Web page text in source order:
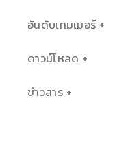
อันดับเทมเมอร์
ดาวน์โหลด
ข่าวสาร